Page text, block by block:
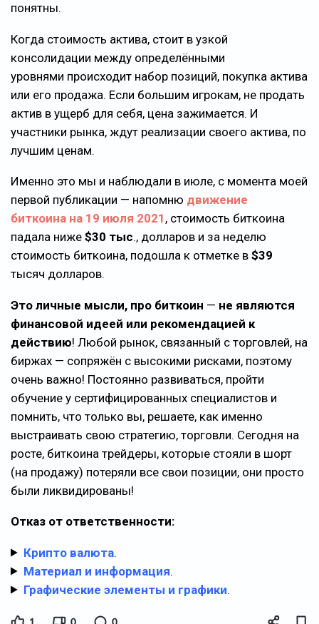
понятны.
Когда стоимость актива, стоит в узкой
консолидации между определёнными
уровнями происходит набор позиций, покупка актива
или его продажа. Если большим игрокам, не продать
актив в ущерб для себя, цена зажимается. И
участники рынка, ждут реализации своего актива, по
лучшим ценам.
Именно это мы и наблюдали в июле, с момента моей
первой публикации — напомню движение
биткоина на 19 июля 2021 , стоимость биткоина
падала ниже $30 тыс., долларов и за неделю
стоимость биткоина, подошла к отметке в $39
тысяч долларов.
Это личные мысли, про биткоин — не являются
финансовой идеей или рекомендацией к
действию! Любой рынок, связанный с торговлей, на
биржах — сопряжён с высокими рисками, поэтому
очень важно! Постоянно развиваться, пройти
обучение у сертифицированных специалистов и
помнить, что только вы, решаете, как именно
выстраивать свою стратегию, торговли. Сегодня на
росте, биткоина трейдеры, которые стояли в шорт
(на продажу) потеряли все свои позиции, они просто
были ликвидированы!
Отказ от ответственности:
Крипто валюта.
Материал и информация.
Графические элементы и графики.